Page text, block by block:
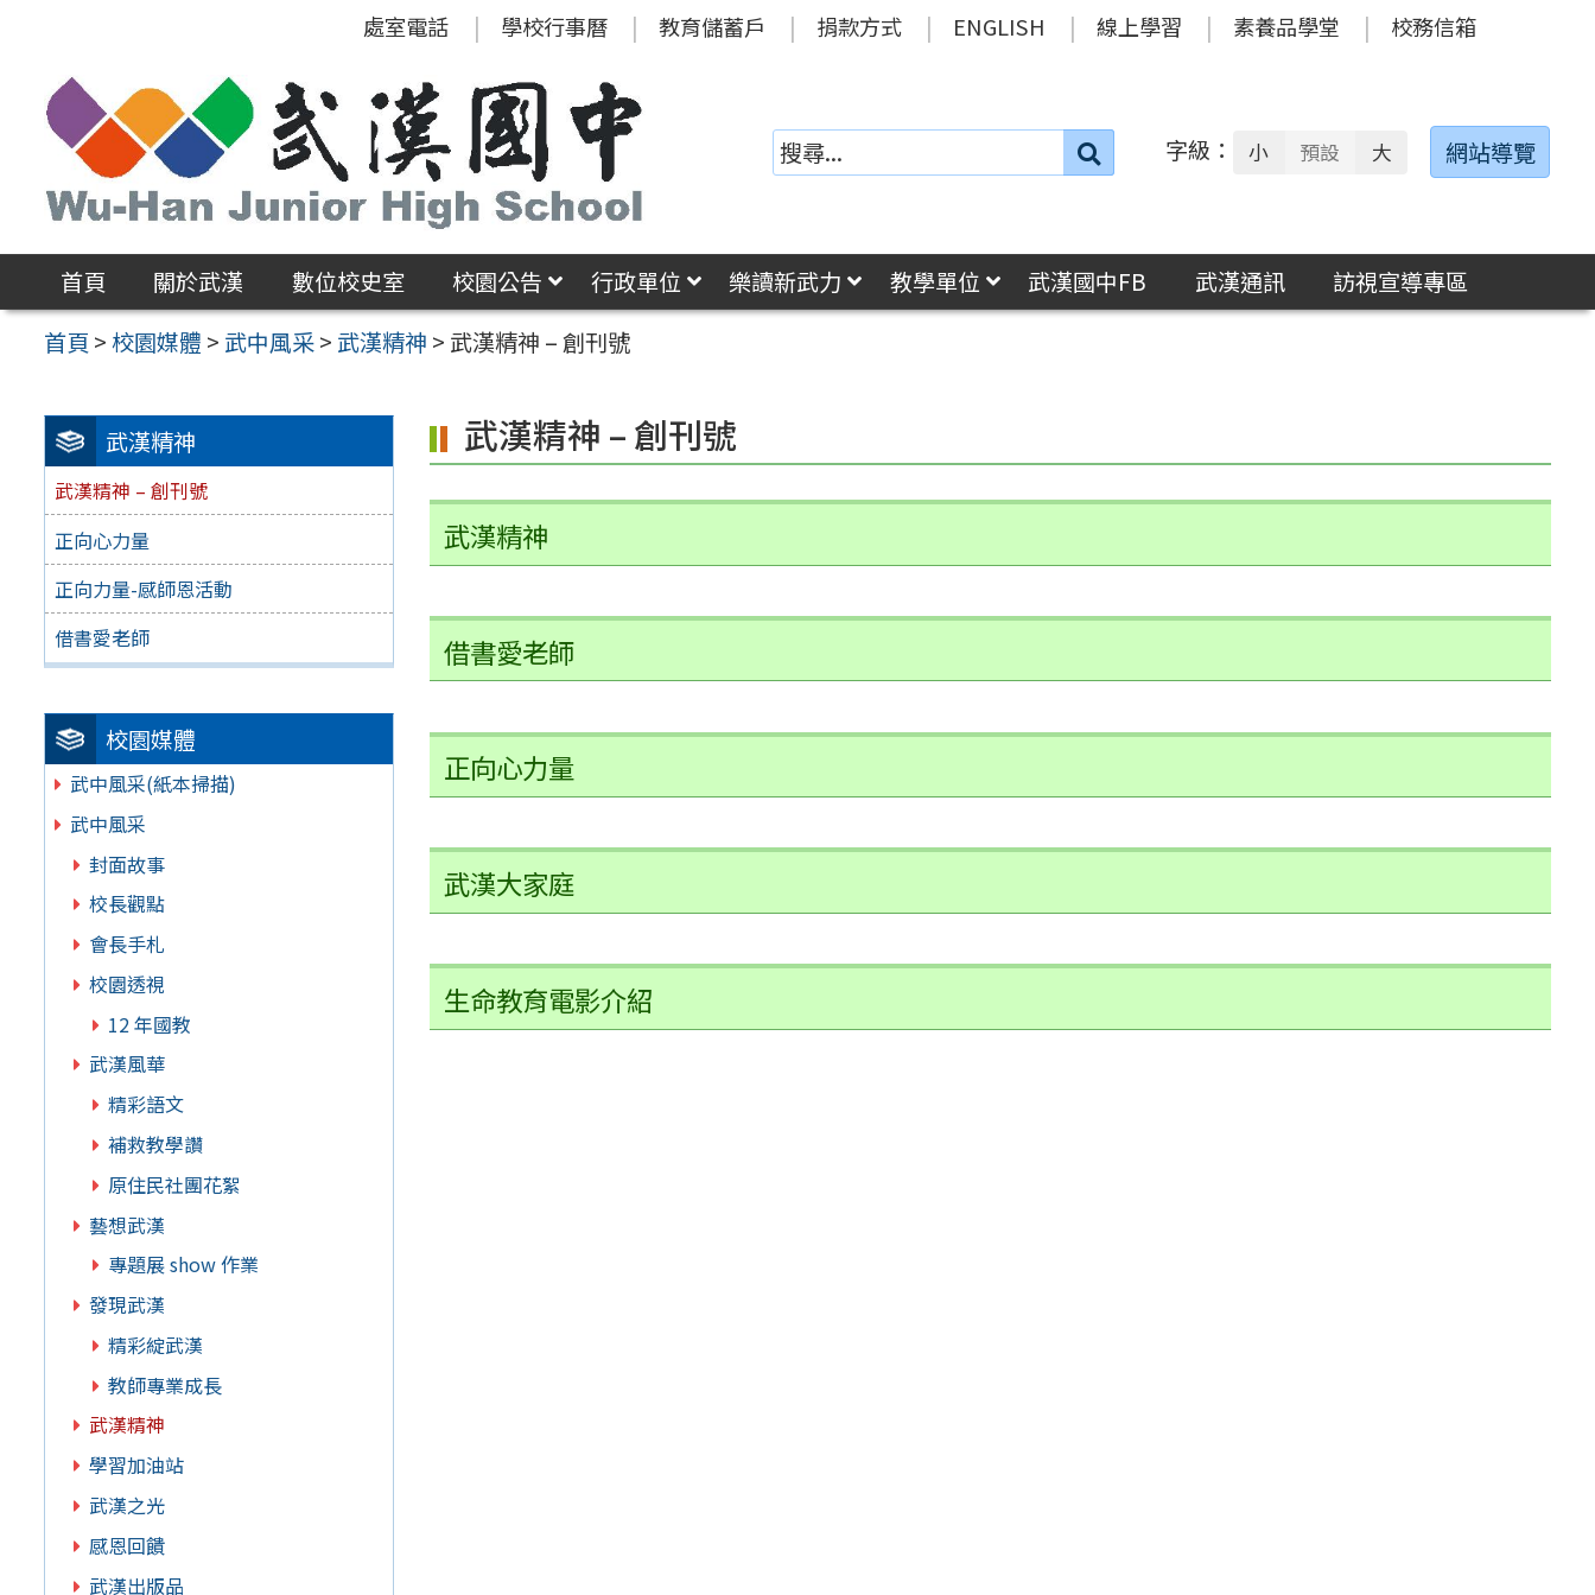
區
處室電話 學校行事曆 教育儲蓄戶 捐款方式 ENGLISH 線上學習 素養品學堂 校務信箱
搜
字級： 小 預設 大 網站導覽
首頁 關於武漢 數位校史室 校園公告 行政單位 樂讀新武力 教學單位 武漢國中FB 武漢通訊
訪視宣導專區
首頁 >校園媒體 > 武中風采> 武漢精神 > 武漢精神 – 創刊號
武漢精神
武漢精神 – 創刊號
正向心力量
正向力量-感師恩活動
借書愛老師
校園媒體
武中風采(紙本掃描)
武中風采
封面故事
校長觀點
會長手札
校園透視
12 年國教
武漢風華
精彩語文
補救教學讚
原住民社團花絮
藝想武漢
專題展 show 作業
發現武漢
精彩綻武漢
教師專業成長
武漢精神
學習加油站
武漢之光
感恩回饋
武漢出版品
武漢精神 – 創刊號
武漢精神
借書愛老師
正向心力量
武漢大家庭
生命教育電影介紹